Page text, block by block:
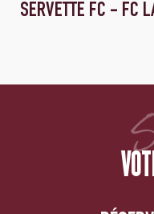
SERVETTE FC - FC